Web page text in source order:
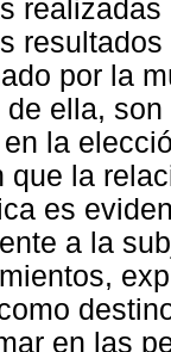
por la
ella,
la
que la
es
a la
en las